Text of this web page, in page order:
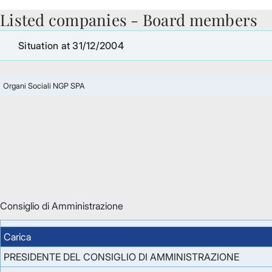
Skip to Main Content
Listed companies - Board members
Situation at 31/12/2004
Organi Sociali NGP SPA
Consiglio di Amministrazione
Carica
PRESIDENTE DEL CONSIGLIO DI AMMINISTRAZIONE